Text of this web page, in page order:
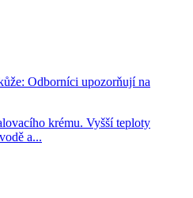
Odborníci upozorňují na
krému. Vyšší teploty
a...